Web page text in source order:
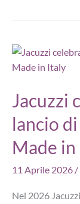
400
su
innovazione
longevity
Jacuzzi
lancio
Made
11 Aprile 2026 /
Nel 2026